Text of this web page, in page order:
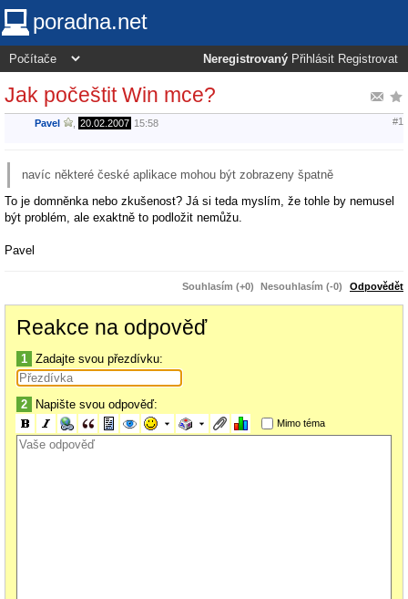
poradna.net
Neregistrovaný Přihlásit Registrovat
Jak počeštit Win mce?
Pavel 20.02.2007 15:58 #1
navíc některé české aplikace mohou být zobrazeny špatně
To je domněnka nebo zkušenost? Já si teda myslím, že tohle by nemusel
být problém, ale exaktně to podložit nemůžu.
Pavel
Souhlasím (+0) Nesouhlasím (-0) Odpovědět
Reakce na odpověď
1 Zadajte svou přezdívku:
2 Napište svou odpověď:
Mimo téma